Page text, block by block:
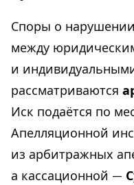
Споры о
между
и
рассматриваются
Иск подаётся по
Апелляционной
из арбитражных
а кассационной —